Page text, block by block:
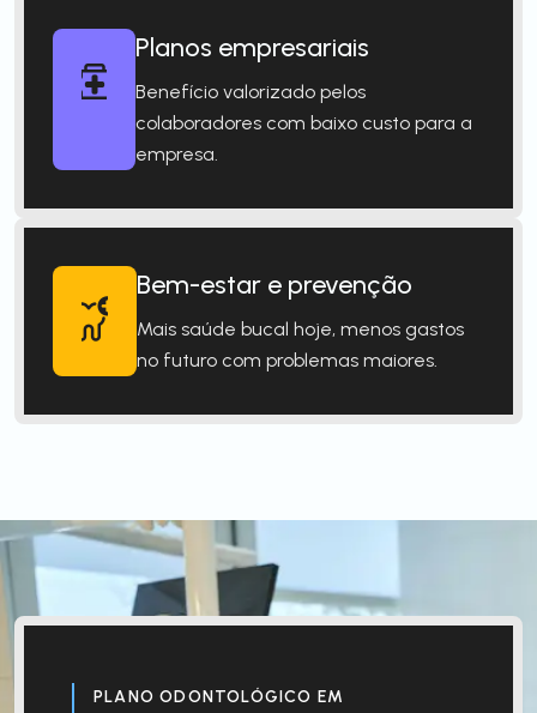
Planos empresariais
Benefício valorizado pelos
colaboradores com baixo custo para a
empresa.
Bem-estar e prevenção
Mais saúde bucal hoje, menos gastos
no futuro com problemas maiores.
PLANO ODONTOLÓGICO EM